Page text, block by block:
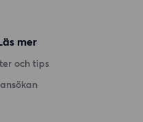
mer
och tips